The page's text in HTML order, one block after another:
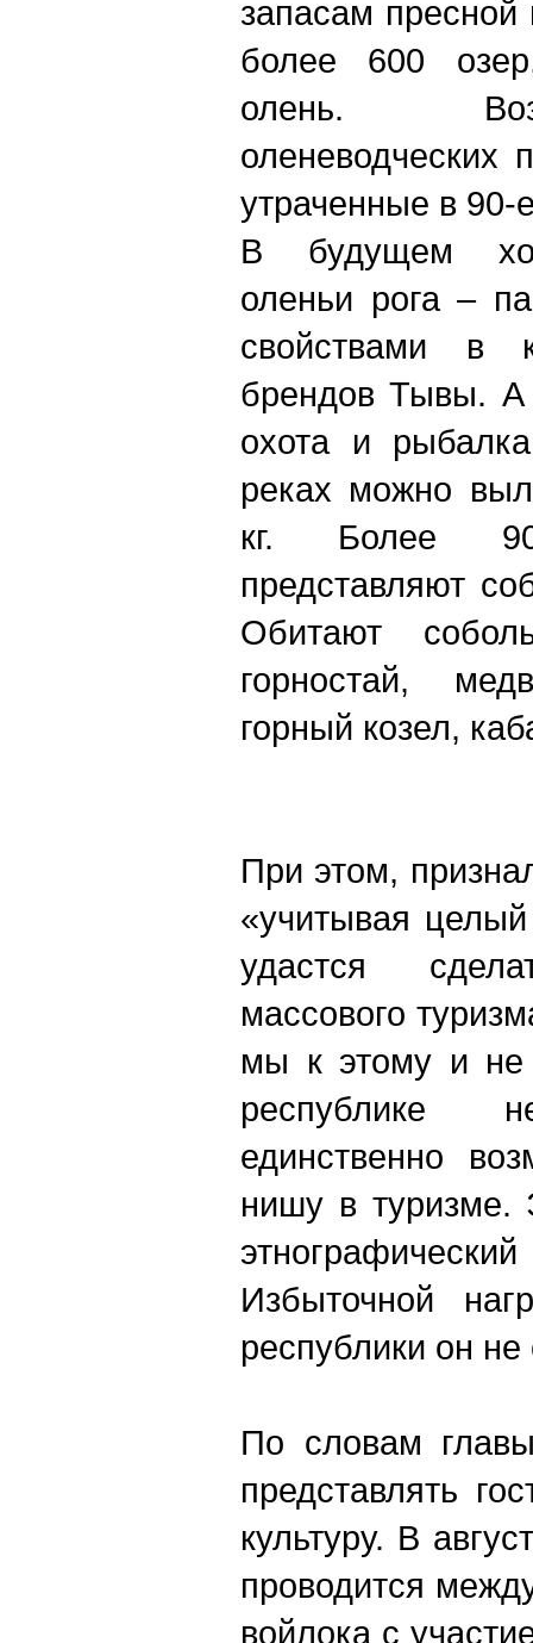
запасам
более 600
олень.
оленеводческих
утраченные в 90-
В будущем
оленьи рога –
свойствами в
брендов Тывы.
охота и
реках можно
кг. Более
представляют
Обитают
горностай,
горный козел,
При этом,
«учитывая
удастся
массового
мы к этому и
республике
единственно
нишу в туризме.
Избыточной
республики он не
По словам
представлять
культуру. В
проводится
войлока с